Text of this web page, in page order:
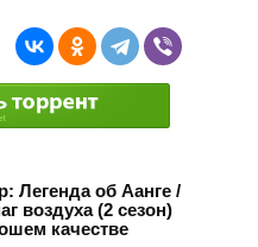
Легенда об Аанге /
воздуха (2 сезон)
качестве